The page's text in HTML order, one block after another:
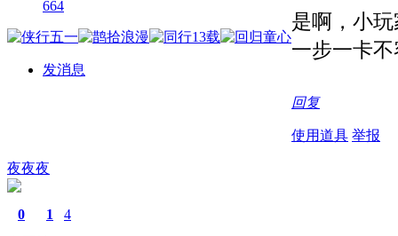
664
发消息
是啊，小玩
一步一卡
回复
使用道具 举报
夜夜夜
0 1 4